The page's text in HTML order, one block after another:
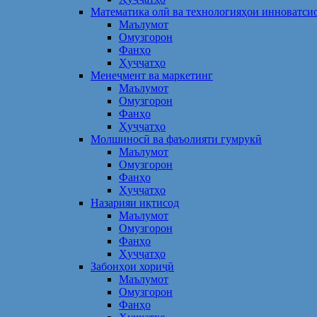
Математика олӣ ва технологияҳои
Маълумот
Омузгорон
Фанҳо
Ҳуҷҷатҳо
Менеҷмент ва маркетинг
Маълумот
Омузгорон
Фанҳо
Ҳуҷҷатҳо
Молшиносӣ ва фаъолияти гумрукӣ
Маълумот
Омузгорон
Фанҳо
Ҳуҷҷатҳо
Назарияи иқтисод
Маълумот
Омузгорон
Фанҳо
Ҳуҷҷатҳо
Забонҳои хориҷӣ
Маълумот
Омузгорон
Фанҳо